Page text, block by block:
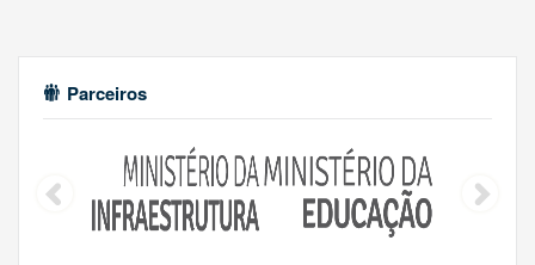
Parceiros